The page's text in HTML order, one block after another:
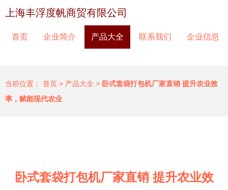
上海丰浮度帆商贸有限公司
首页 企业简介 产品大全 联系我们 企业信息
当前位置： 首页 > 产品大全 > 卧式套袋打包机厂家直销 提升农业效
率，赋能现代农业
卧式套袋打包机厂家直销 提升农业效